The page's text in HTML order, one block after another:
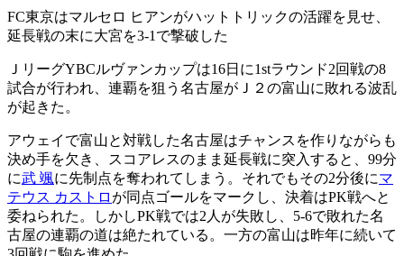
FC東京はマルセロ ヒアンがハットトリックの活躍を見せ、
延長戦の末に大宮を3-1で撃破した
ＪリーグYBCルヴァンカップは16日に1stラウンド2回戦の8
試合が行われ、連覇を狙う名古屋がＪ２の富山に敗れる波乱
が起きた。
アウェイで富山と対戦した名古屋はチャンスを作りながらも
決め手を欠き、スコアレスのまま延長戦に突入すると、99分
に武 颯に先制点を奪われてしまう。それでもその2分後にマ
テウス カストロ が同点ゴールをマークし、決着はPK戦へと
委ねられた。しかしPK戦では2人が失敗し、5-6で敗れた名
古屋の連覇の道は絶たれている。一方の富山は昨年に続いて